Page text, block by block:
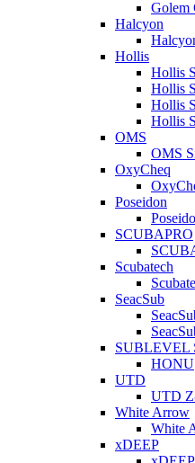
Golem
Halcyon
Hollis
Hollis
Hollis
Hollis
Hollis
OMS
OMS
OxyCheq
Poseidon
SCUBAPRO
Scubatech
SeacSub
SUBLEVEL
HONU
UTD
UTD
White Arrow
White
xDEEP